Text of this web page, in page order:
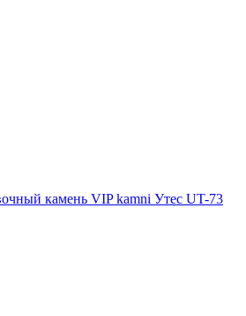
камень VIP kamni Утес UT-73